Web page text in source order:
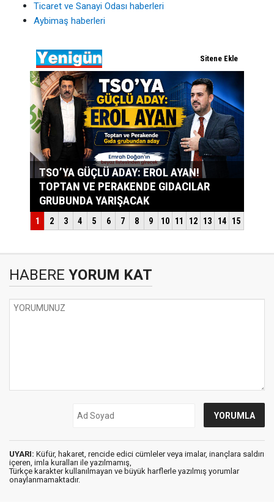
Ticaret ve Sanayi Odası haberleri
Aybimaş haberleri
HABERE YORUM KAT
UYARI: Küfür, hakaret, rencide edici cümleler veya imalar, inançlara saldırı
içeren, imla kuralları ile yazılmamış,
Türkçe karakter kullanılmayan ve büyük harflerle yazılmış yorumlar
onaylanmamaktadır.